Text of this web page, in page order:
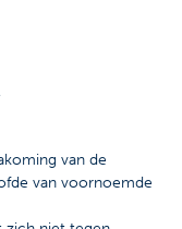
van de
van voornoemde